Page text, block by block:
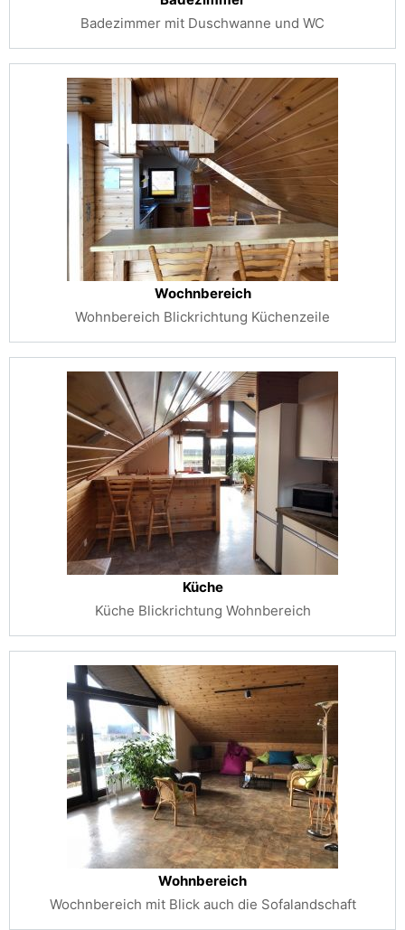
Badezimmer mit Duschwanne und WC
Wochnbereich
Wohnbereich Blickrichtung Küchenzeile
Küche
Küche Blickrichtung Wohnbereich
Wohnbereich
Wochnbereich mit Blick auch die Sofalandschaft